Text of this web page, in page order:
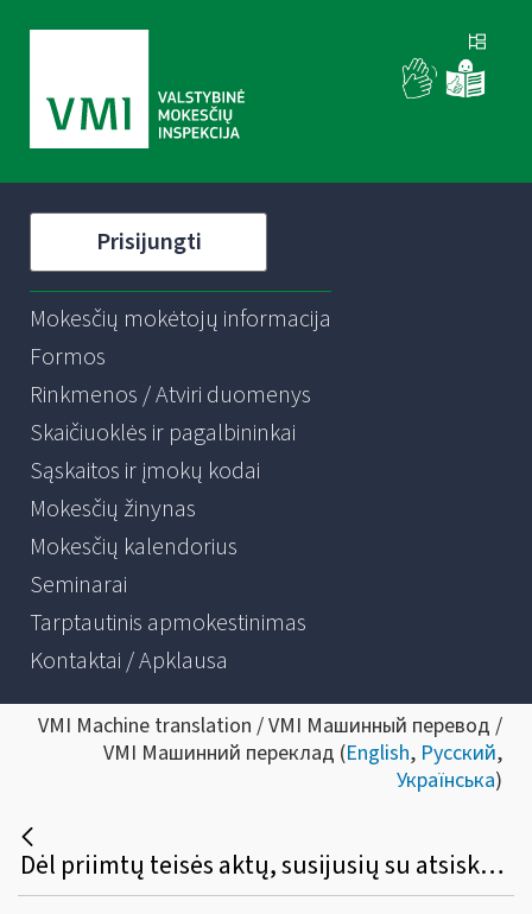
Prisijungti
Mokesčių mokėtojų informacija
Formos
Rinkmenos / Atviri duomenys
Skaičiuoklės ir pagalbininkai
Sąskaitos ir įmokų kodai
Mokesčių žinynas
Mokesčių kalendorius
Seminarai
Tarptautinis apmokestinimas
Kontaktai / Apklausa
VMI Machine translation / VMI Машинный перевод /
VMI Машинний переклад (English, Русский,
Українська)
Dėl priimtų teisės aktų, susijusių su atsiskaitymų grynaisiais pinigais sumų apvalinimu